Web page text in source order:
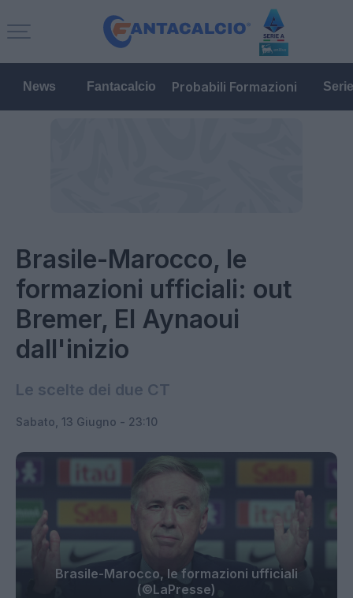
News Fantacalcio Probabili Formazioni
Brasile-Marocco, le
formazioni ufficiali: out
Bremer, El Aynaoui
dall'inizio
Le scelte dei due CT
Sabato, 13 Giugno - 23:10
Brasile-Marocco, le formazioni ufficiali
(©LaPresse)